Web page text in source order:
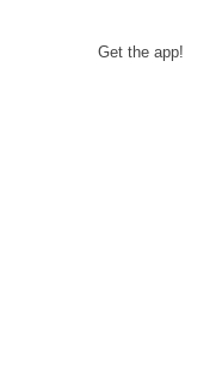
Get the app!